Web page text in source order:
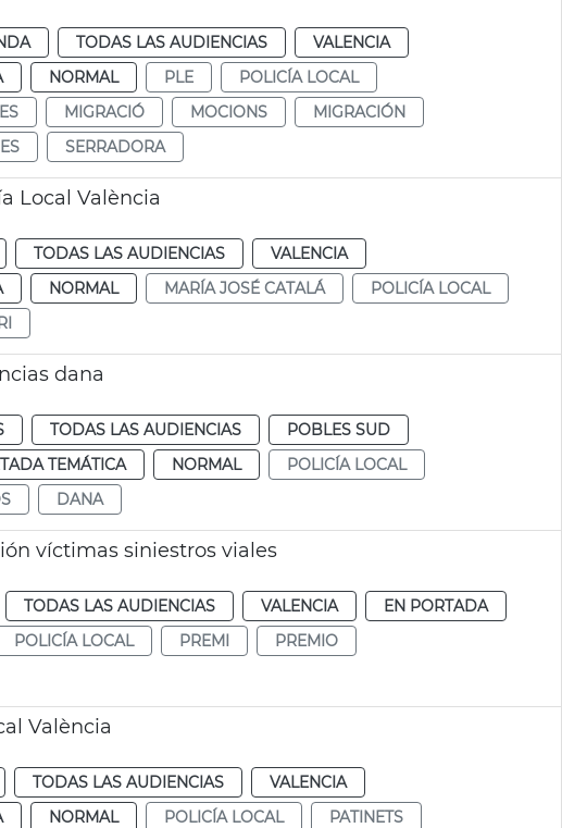
TODAS LAS AUDIENCIAS
VALENCIA
NORMAL PLE
POLICÍA LOCAL
MIGRACIÓ MOCIONS
MIGRACIÓN
SERRADORA
Local València
TODAS LAS AUDIENCIAS
VALENCIA
NORMAL MARÍA JOSÉ CATALÁ
POLICÍA LOCAL
dana
TODAS LAS AUDIENCIAS
POBLES SUD
TEMÁTICA NORMAL
POLICÍA LOCAL
DANA
víctimas siniestros viales
TODAS LAS AUDIENCIAS VALENCIA
EN PORTADA
POLICÍA LOCAL PREMI
PREMIO
València
TODAS LAS AUDIENCIAS
VALENCIA
NORMAL POLICÍA LOCAL
PATINETS